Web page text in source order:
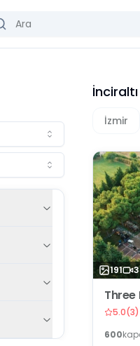
İzmir
191 3
Three
5.0(3)
600